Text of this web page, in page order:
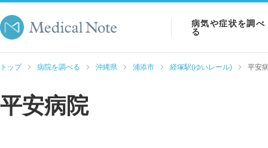
病気や症状を調べ
る
トップ 病院を調べる 沖縄県 浦添市 経塚駅(ゆいレール) 平安
平安病院